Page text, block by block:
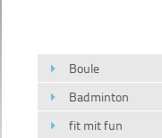
Boule
Badminton
fit mit fun